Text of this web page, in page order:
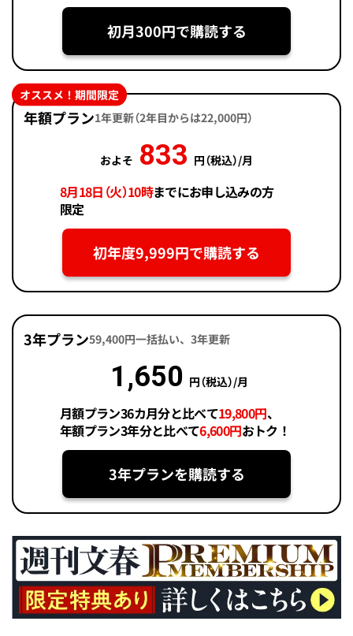
初月300円で購読する
年額プラン1年更新（2年目からは22,000円）
およそ 833 円（税込）/月
8月18日（火）10時までにお申し込みの方
限定
初年度9,999円で購読する
オススメ！期間限定
3年プラン59,400円一括払い、3年更新
1,650 円（税込）/月
月額プラン36カ月分と比べて19,800円、
年額プラン3年分と比べて6,600円おトク！
3年プランを購読する